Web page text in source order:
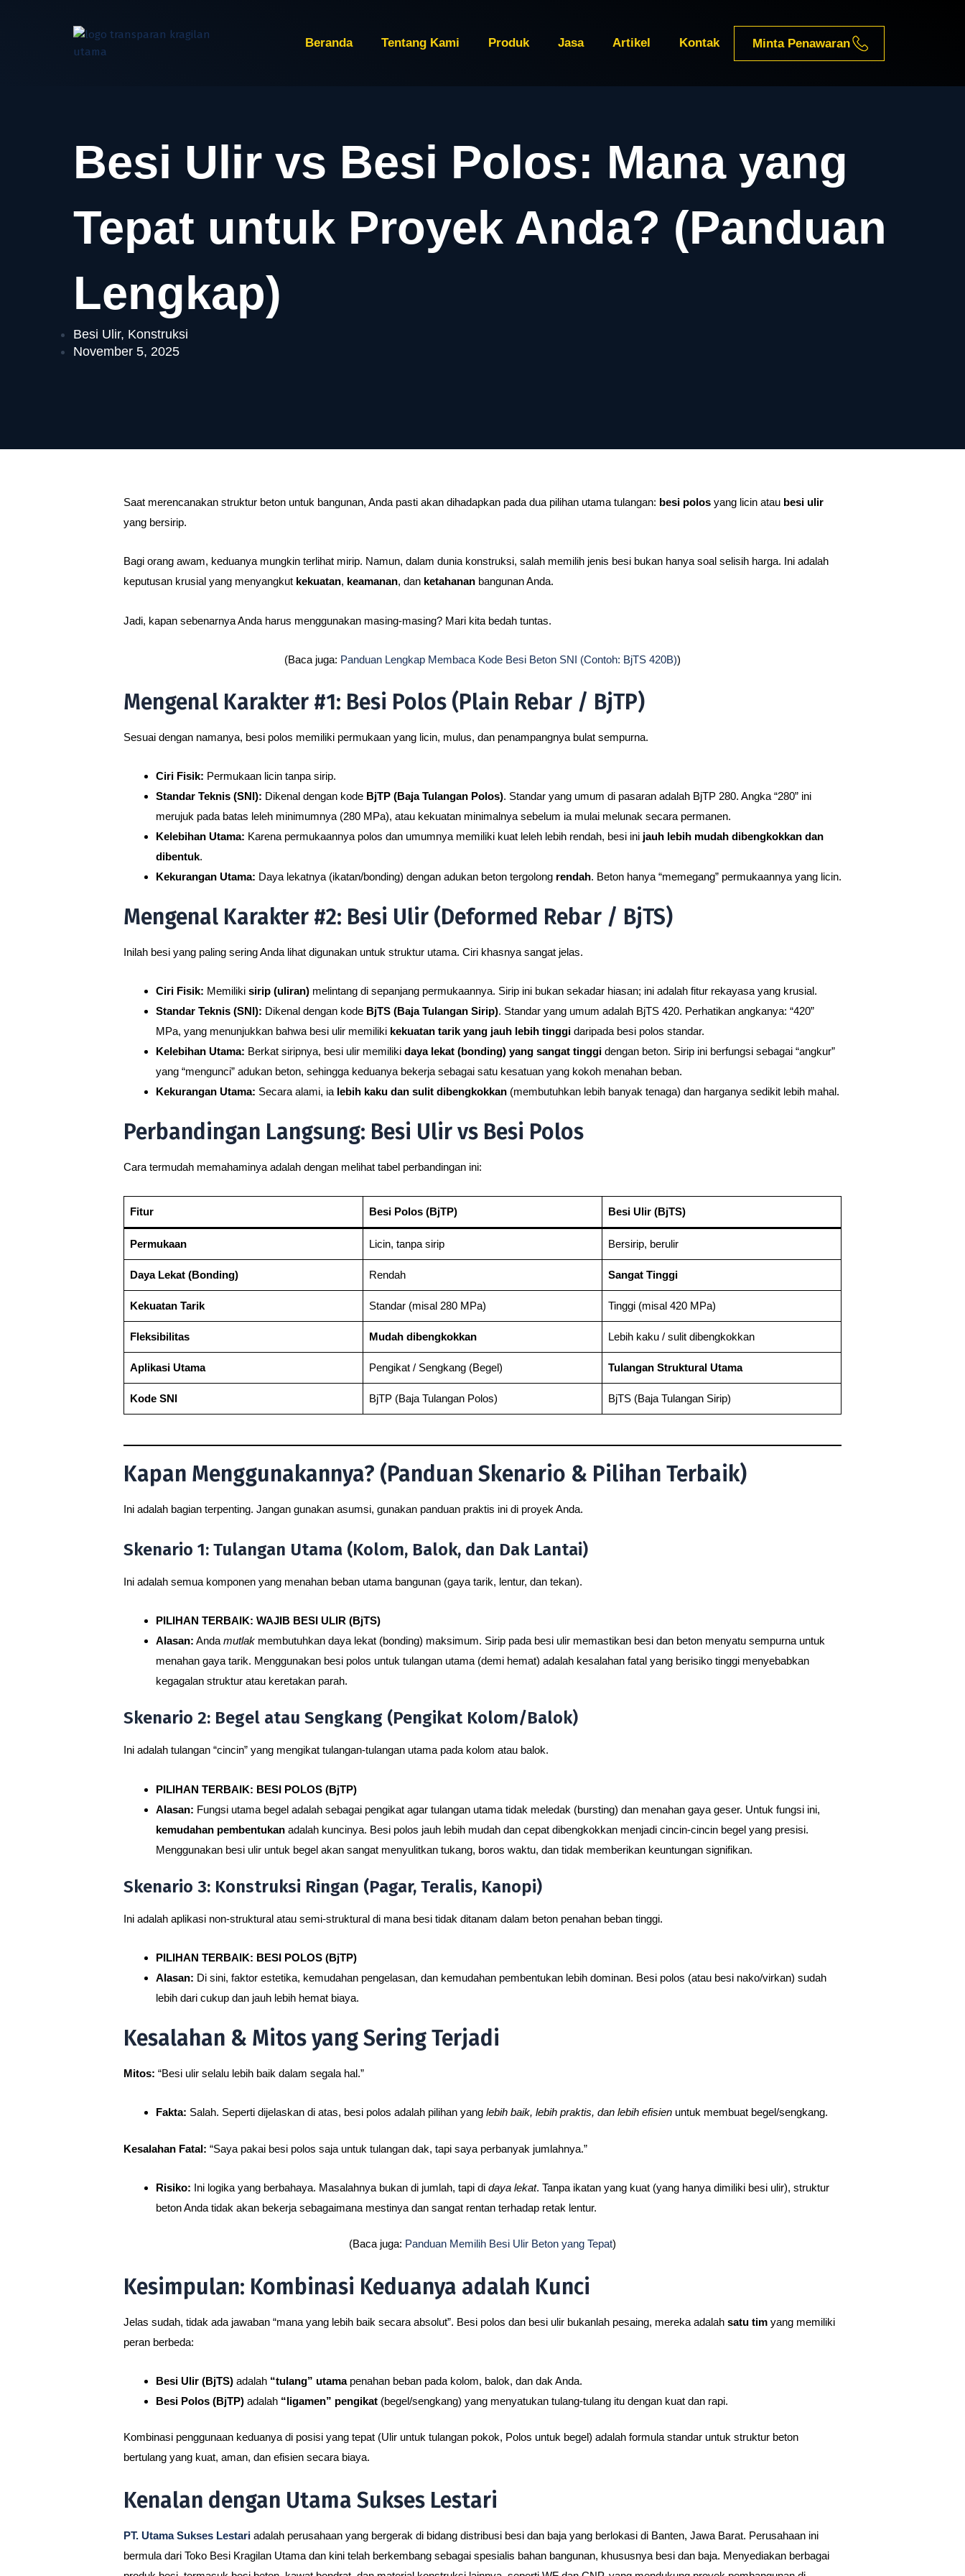
Minta Penawaran
Beranda Tentang Kami Produk Jasa Artikel Kontak
Besi Ulir vs Besi Polos: Mana yang
Tepat untuk Proyek Anda? (Panduan
Lengkap)
Besi Ulir, Konstruksi
November 5, 2025
Saat merencanakan struktur beton untuk bangunan, Anda pasti akan dihadapkan pada dua pilihan utama tulangan: besi polos yang licin atau besi ulir
yang bersirip.
Bagi orang awam, keduanya mungkin terlihat mirip. Namun, dalam dunia konstruksi, salah memilih jenis besi bukan hanya soal selisih harga. Ini adalah
keputusan krusial yang menyangkut kekuatan, keamanan, dan ketahanan bangunan Anda.
Jadi, kapan sebenarnya Anda harus menggunakan masing-masing? Mari kita bedah tuntas.
(Baca juga: Panduan Lengkap Membaca Kode Besi Beton SNI (Contoh: BjTS 420B))
Mengenal Karakter #1: Besi Polos (Plain Rebar / BjTP)
Sesuai dengan namanya, besi polos memiliki permukaan yang licin, mulus, dan penampangnya bulat sempurna.
Ciri Fisik: Permukaan licin tanpa sirip.
Standar Teknis (SNI): Dikenal dengan kode BjTP (Baja Tulangan Polos). Standar yang umum di pasaran adalah BjTP 280. Angka “280” ini
merujuk pada batas leleh minimumnya (280 MPa), atau kekuatan minimalnya sebelum ia mulai melunak secara permanen.
Kelebihan Utama: Karena permukaannya polos dan umumnya memiliki kuat leleh lebih rendah, besi ini jauh lebih mudah dibengkokkan dan
dibentuk.
Kekurangan Utama: Daya lekatnya (ikatan/bonding) dengan adukan beton tergolong rendah. Beton hanya “memegang” permukaannya yang licin.
Mengenal Karakter #2: Besi Ulir (Deformed Rebar / BjTS)
Inilah besi yang paling sering Anda lihat digunakan untuk struktur utama. Ciri khasnya sangat jelas.
Ciri Fisik: Memiliki sirip (uliran) melintang di sepanjang permukaannya. Sirip ini bukan sekadar hiasan; ini adalah fitur rekayasa yang krusial.
Standar Teknis (SNI): Dikenal dengan kode BjTS (Baja Tulangan Sirip). Standar yang umum adalah BjTS 420. Perhatikan angkanya: “420”
MPa, yang menunjukkan bahwa besi ulir memiliki kekuatan tarik yang jauh lebih tinggi daripada besi polos standar.
Kelebihan Utama: Berkat siripnya, besi ulir memiliki daya lekat (bonding) yang sangat tinggi dengan beton. Sirip ini berfungsi sebagai “angkur”
yang “mengunci” adukan beton, sehingga keduanya bekerja sebagai satu kesatuan yang kokoh menahan beban.
Kekurangan Utama: Secara alami, ia lebih kaku dan sulit dibengkokkan (membutuhkan lebih banyak tenaga) dan harganya sedikit lebih mahal.
Perbandingan Langsung: Besi Ulir vs Besi Polos
Cara termudah memahaminya adalah dengan melihat tabel perbandingan ini:
Fitur Besi Polos (BjTP) Besi Ulir (BjTS)
Permukaan Licin, tanpa sirip Bersirip, berulir
Daya Lekat (Bonding) Rendah Sangat Tinggi
Kekuatan Tarik Standar (misal 280 MPa) Tinggi (misal 420 MPa)
Fleksibilitas Mudah dibengkokkan Lebih kaku / sulit dibengkokkan
Aplikasi Utama Pengikat / Sengkang (Begel) Tulangan Struktural Utama
Kode SNI BjTP (Baja Tulangan Polos) BjTS (Baja Tulangan Sirip)
Kapan Menggunakannya? (Panduan Skenario & Pilihan Terbaik)
Ini adalah bagian terpenting. Jangan gunakan asumsi, gunakan panduan praktis ini di proyek Anda.
Skenario 1: Tulangan Utama (Kolom, Balok, dan Dak Lantai)
Ini adalah semua komponen yang menahan beban utama bangunan (gaya tarik, lentur, dan tekan).
PILIHAN TERBAIK: WAJIB BESI ULIR (BjTS)
Alasan: Anda mutlak membutuhkan daya lekat (bonding) maksimum. Sirip pada besi ulir memastikan besi dan beton menyatu sempurna untuk
menahan gaya tarik. Menggunakan besi polos untuk tulangan utama (demi hemat) adalah kesalahan fatal yang berisiko tinggi menyebabkan
kegagalan struktur atau keretakan parah.
Skenario 2: Begel atau Sengkang (Pengikat Kolom/Balok)
Ini adalah tulangan “cincin” yang mengikat tulangan-tulangan utama pada kolom atau balok.
PILIHAN TERBAIK: BESI POLOS (BjTP)
Alasan: Fungsi utama begel adalah sebagai pengikat agar tulangan utama tidak meledak (bursting) dan menahan gaya geser. Untuk fungsi ini,
kemudahan pembentukan adalah kuncinya. Besi polos jauh lebih mudah dan cepat dibengkokkan menjadi cincin-cincin begel yang presisi.
Menggunakan besi ulir untuk begel akan sangat menyulitkan tukang, boros waktu, dan tidak memberikan keuntungan signifikan.
Skenario 3: Konstruksi Ringan (Pagar, Teralis, Kanopi)
Ini adalah aplikasi non-struktural atau semi-struktural di mana besi tidak ditanam dalam beton penahan beban tinggi.
PILIHAN TERBAIK: BESI POLOS (BjTP)
Alasan: Di sini, faktor estetika, kemudahan pengelasan, dan kemudahan pembentukan lebih dominan. Besi polos (atau besi nako/virkan) sudah
lebih dari cukup dan jauh lebih hemat biaya.
Kesalahan & Mitos yang Sering Terjadi
Mitos: “Besi ulir selalu lebih baik dalam segala hal.”
Fakta: Salah. Seperti dijelaskan di atas, besi polos adalah pilihan yang lebih baik, lebih praktis, dan lebih efisien untuk membuat begel/sengkang.
Kesalahan Fatal: “Saya pakai besi polos saja untuk tulangan dak, tapi saya perbanyak jumlahnya.”
Risiko: Ini logika yang berbahaya. Masalahnya bukan di jumlah, tapi di daya lekat. Tanpa ikatan yang kuat (yang hanya dimiliki besi ulir), struktur
beton Anda tidak akan bekerja sebagaimana mestinya dan sangat rentan terhadap retak lentur.
(Baca juga: Panduan Memilih Besi Ulir Beton yang Tepat)
Kesimpulan: Kombinasi Keduanya adalah Kunci
Jelas sudah, tidak ada jawaban “mana yang lebih baik secara absolut”. Besi polos dan besi ulir bukanlah pesaing, mereka adalah satu tim yang memiliki
peran berbeda:
Besi Ulir (BjTS) adalah “tulang” utamapenahan beban pada kolom, balok, dan dak Anda.
Besi Polos (BjTP) adalah “ligamen” pengikat (begel/sengkang) yang menyatukan tulang-tulang itu dengan kuat dan rapi.
Kombinasi penggunaan keduanya di posisi yang tepat (Ulir untuk tulangan pokok, Polos untuk begel) adalah formula standar untuk struktur beton
bertulang yang kuat, aman, dan efisien secara biaya.
Kenalan dengan Utama Sukses Lestari
PT. Utama Sukses Lestari adalah perusahaan yang bergerak di bidang distribusi besi dan baja yang berlokasi di Banten, Jawa Barat. Perusahaan ini
bermula dari Toko Besi Kragilan Utama dan kini telah berkembang sebagai spesialis bahan bangunan, khususnya besi dan baja. Menyediakan berbagai